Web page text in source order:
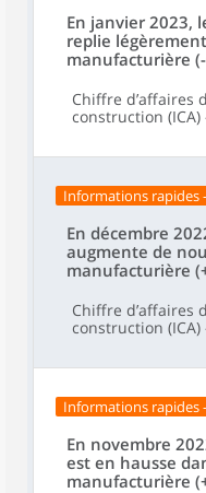
En janvier 2023,
replie
manufacturière
Chiffre d’affaires
construction
Informations rapides
En décembre
augmente de
manufacturière
Chiffre d’affaires
construction
Informations rapides
En novembre
est en hausse
manufacturière